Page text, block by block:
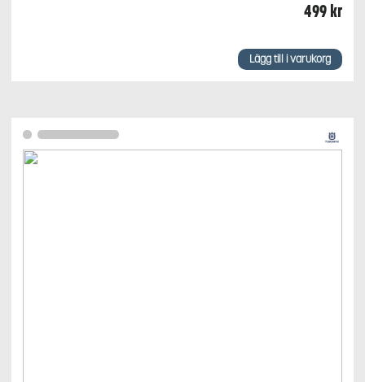
499 kr
Lägg till i varukorg